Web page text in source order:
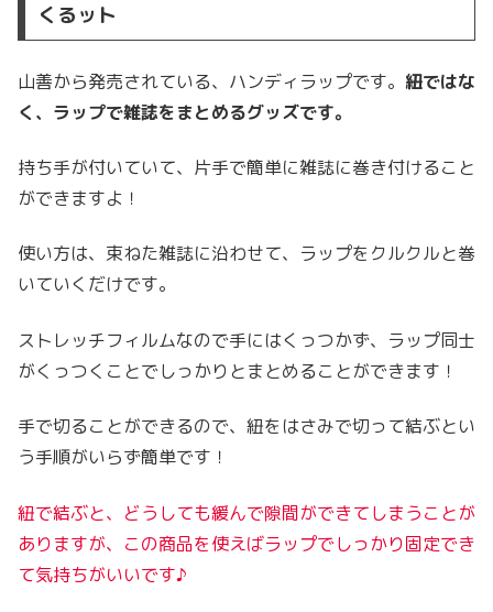
くるット
山善から発売されている、ハンディラップです。 紐ではな
く、ラップで雑誌をまとめるグッズです。
持ち手が付いていて、片手で簡単に雑誌に巻き付けること
ができますよ！
使い方は、束ねた雑誌に沿わせて、ラップをクルクルと巻
いていくだけです。
ストレッチフィルムなので手にはくっつかず、ラップ同士
がくっつくことでしっかりとまとめることができます！
手で切ることができるので、紐をはさみで切って結ぶとい
う手順がいらず簡単です！
紐で結ぶと、どうしても緩んで隙間ができてしまうことが
ありますが、この商品を使えばラップでしっかり固定でき
て気持ちがいいです♪